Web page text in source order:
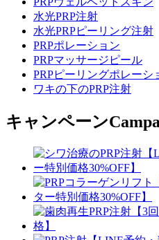
水光PRP注射
水光PRPピーリング注射
PRPポレーション
PRPマッサージピール
PRPピーリングポレーシ
ワキの下のPRP注射
キャンペーン